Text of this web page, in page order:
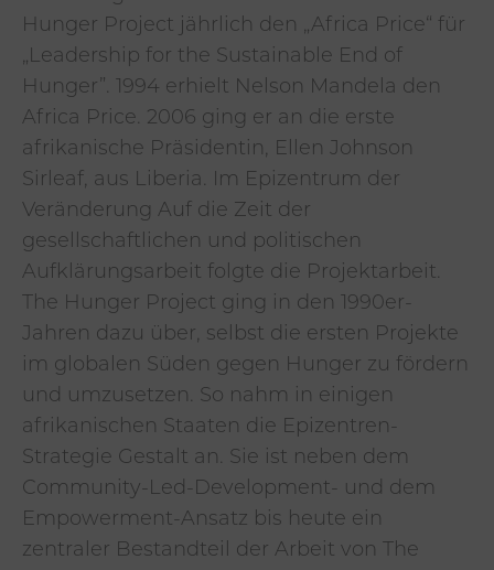
Hunger Project jährlich den „Africa Price“ für
„Leadership for the Sustainable End of
Hunger”. 1994 erhielt Nelson Mandela den
Africa Price. 2006 ging er an die erste
afrikanische Präsidentin, Ellen Johnson
Sirleaf, aus Liberia. Im Epizentrum der
Veränderung Auf die Zeit der
gesellschaftlichen und politischen
Aufklärungsarbeit folgte die Projektarbeit.
The Hunger Project ging in den 1990er-
Jahren dazu über, selbst die ersten Projekte
im globalen Süden gegen Hunger zu fördern
und umzusetzen. So nahm in einigen
afrikanischen Staaten die Epizentren-
Strategie Gestalt an. Sie ist neben dem
Community-Led-Development- und dem
Empowerment-Ansatz bis heute ein
zentraler Bestandteil der Arbeit von The